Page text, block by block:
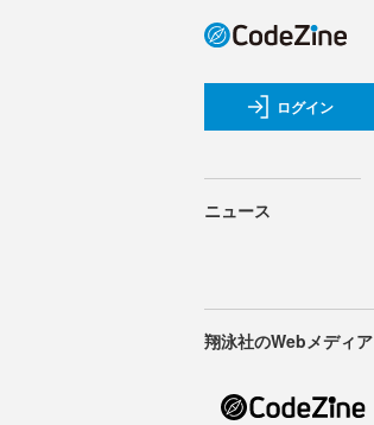
ログイン
ニュース
翔泳社のWebメディア